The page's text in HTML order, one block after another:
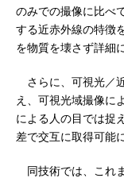
のみでの撮像に比べ
する近赤外線の特徴
を物質を壊さず詳細
さらに、可視光／
え、可視光域撮像に
による人の目では捉
差で交互に取得可能
同技術では、これ